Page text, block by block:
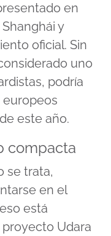
en
y
oficial. Sin
uno
podría
europeos
este año.
compacta
se trata,
en el
está
Udara